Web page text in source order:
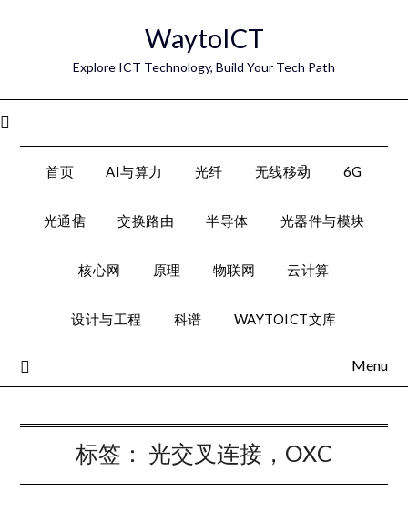
WaytoICT
Explore ICT Technology, Build Your Tech Path
首页 AI与算力 光纤 无线移动 6G
光通信 交换路由 半导体 光器件与模块
核心网 原理 物联网 云计算
设计与工程 科谱 WAYTOICT文库
Menu
标签： 光交叉连接，OXC